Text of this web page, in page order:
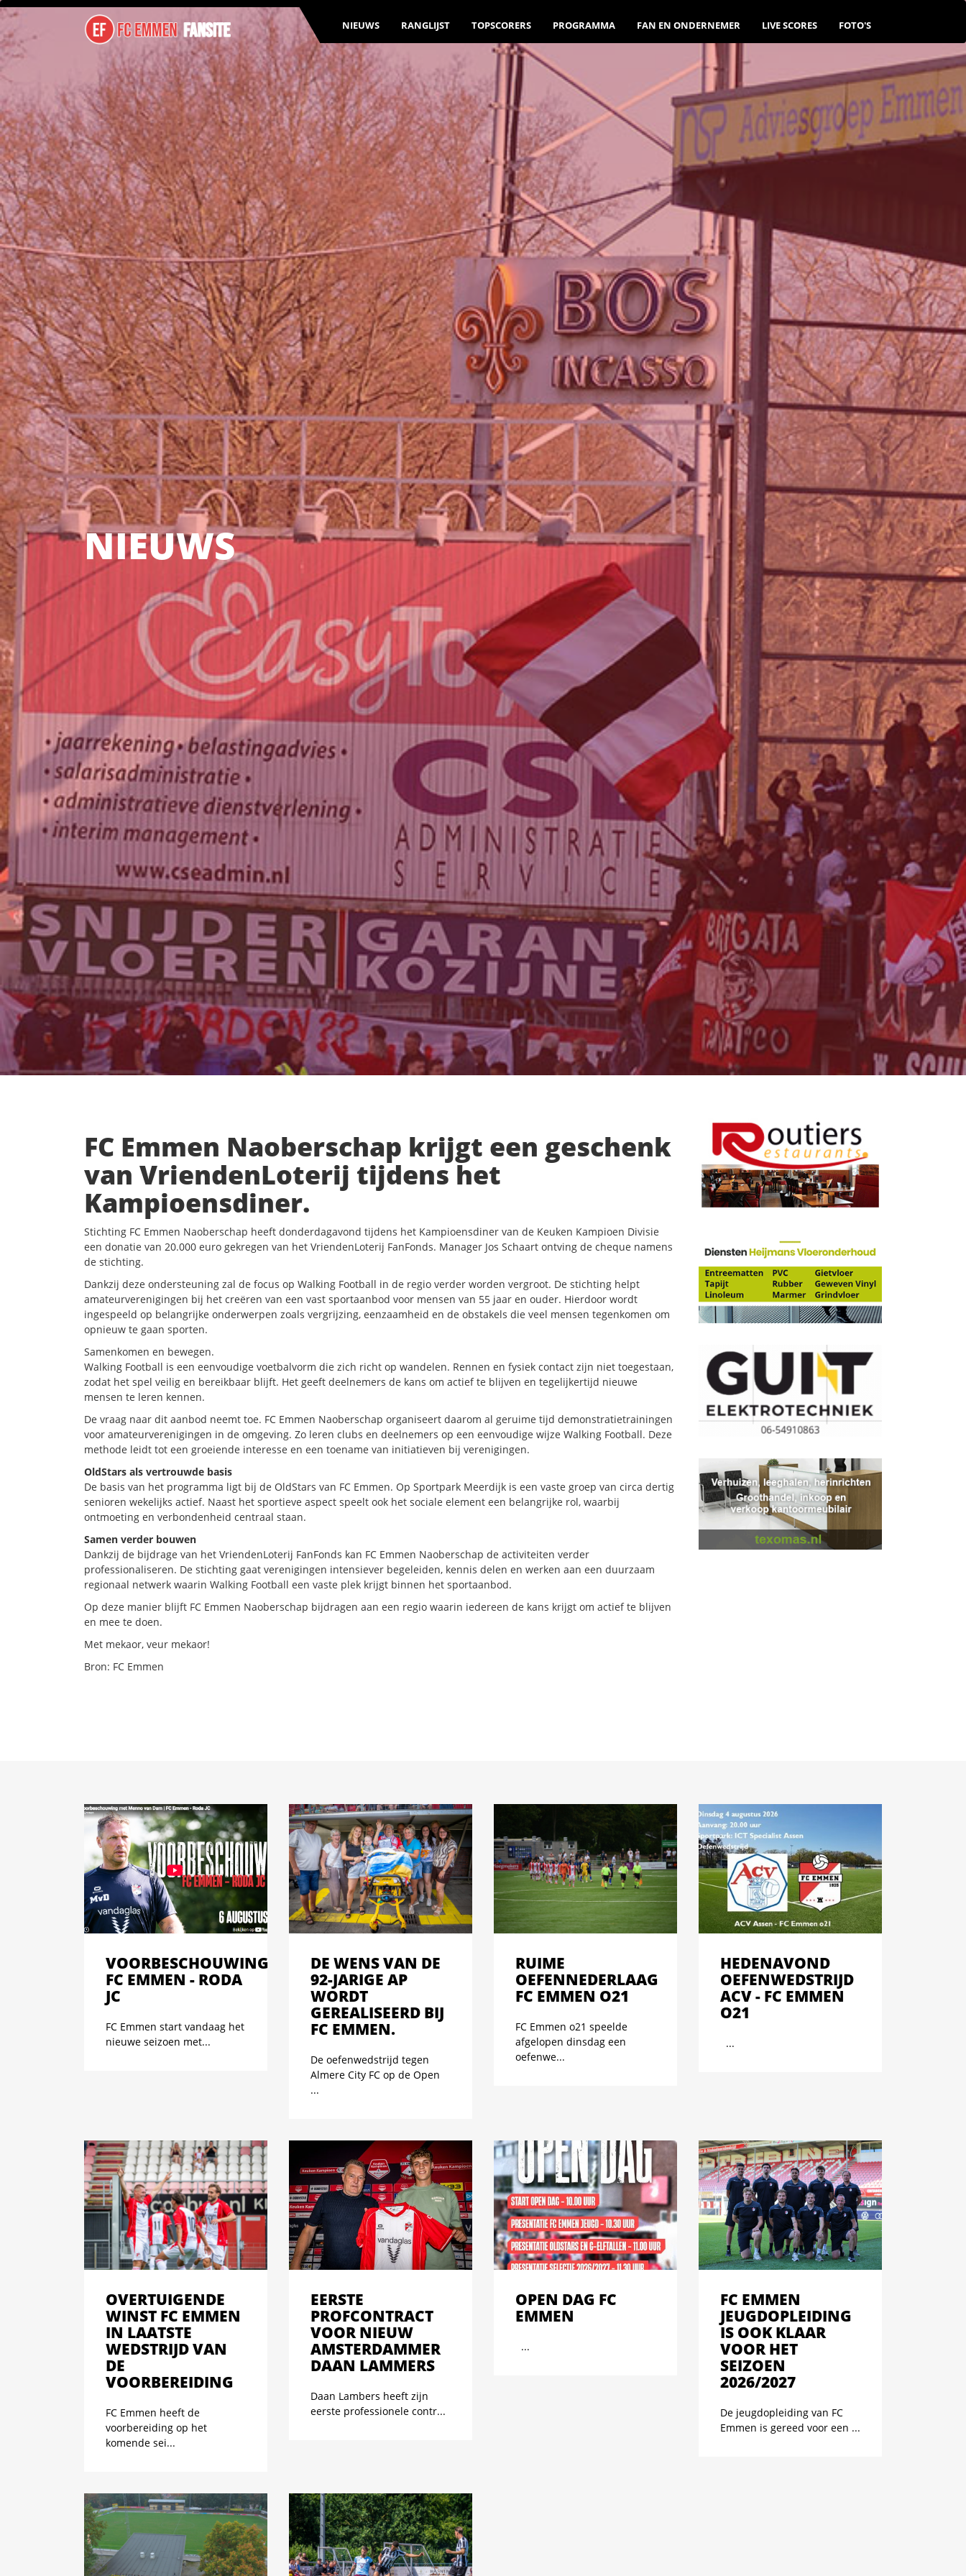
NIEUWS RANGLIJST TOPSCORERS PROGRAMMA FAN EN ONDERNEMER LIVE SCORES FOTO'S
NIEUWS
FC Emmen Naoberschap krijgt een geschenk
van VriendenLoterij tijdens het
Kampioensdiner.
Stichting FC Emmen Naoberschap heeft donderdagavond tijdens het Kampioensdiner van de Keuken Kampioen Divisie
een donatie van 20.000 euro gekregen van het VriendenLoterij FanFonds. Manager Jos Schaart ontving de cheque namens
de stichting.
Dankzij deze ondersteuning zal de focus op Walking Football in de regio verder worden vergroot. De stichting helpt
amateurverenigingen bij het creëren van een vast sportaanbod voor mensen van 55 jaar en ouder. Hierdoor wordt
ingespeeld op belangrijke onderwerpen zoals vergrijzing, eenzaamheid en de obstakels die veel mensen tegenkomen om
opnieuw te gaan sporten.
Samenkomen en bewegen.
Walking Football is een eenvoudige voetbalvorm die zich richt op wandelen. Rennen en fysiek contact zijn niet toegestaan,
zodat het spel veilig en bereikbaar blijft. Het geeft deelnemers de kans om actief te blijven en tegelijkertijd nieuwe
mensen te leren kennen.
De vraag naar dit aanbod neemt toe. FC Emmen Naoberschap organiseert daarom al geruime tijd demonstratietrainingen
voor amateurverenigingen in de omgeving. Zo leren clubs en deelnemers op een eenvoudige wijze Walking Football. Deze
methode leidt tot een groeiende interesse en een toename van initiatieven bij verenigingen.
OldStars als vertrouwde basis
De basis van het programma ligt bij de OldStars van FC Emmen. Op Sportpark Meerdijk is een vaste groep van circa dertig
senioren wekelijks actief. Naast het sportieve aspect speelt ook het sociale element een belangrijke rol, waarbij
ontmoeting en verbondenheid centraal staan.
Samen verder bouwen
Dankzij de bijdrage van het VriendenLoterij FanFonds kan FC Emmen Naoberschap de activiteiten verder
professionaliseren. De stichting gaat verenigingen intensiever begeleiden, kennis delen en werken aan een duurzaam
regionaal netwerk waarin Walking Football een vaste plek krijgt binnen het sportaanbod.
Op deze manier blijft FC Emmen Naoberschap bijdragen aan een regio waarin iedereen de kans krijgt om actief te blijven
en mee te doen.
Met mekaor, veur mekaor!
Bron: FC Emmen
VOORBESCHOUWING
FC EMMEN - RODA
JC
FC Emmen start vandaag het
nieuwe seizoen met...
DE WENS VAN DE
92-JARIGE AP
WORDT
GEREALISEERD BIJ
FC EMMEN.
De oefenwedstrijd tegen
Almere City FC op de Open
...
RUIME
OEFENNEDERLAAG
FC EMMEN O21
FC Emmen o21 speelde
afgelopen dinsdag een
oefenwe...
HEDENAVOND
OEFENWEDSTRIJD
ACV - FC EMMEN
O21
...
OVERTUIGENDE
WINST FC EMMEN
IN LAATSTE
WEDSTRIJD VAN
DE
VOORBEREIDING
FC Emmen heeft de
voorbereiding op het
komende sei...
EERSTE
PROFCONTRACT
VOOR NIEUW
AMSTERDAMMER
DAAN LAMMERS
Daan Lambers heeft zijn
eerste professionele contr...
OPEN DAG FC
EMMEN
...
FC EMMEN
JEUGDOPLEIDING
IS OOK KLAAR
VOOR HET
SEIZOEN
2026/2027
De jeugdopleiding van FC
Emmen is gereed voor een ...